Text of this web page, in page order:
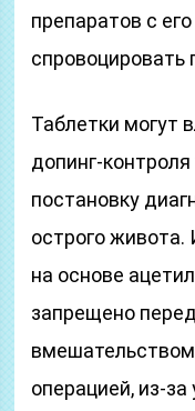
препаратов с
спровоцировать
Таблетки могут
допинг-
постановку
острого живота.
на основе
запрещено
операцией, из-